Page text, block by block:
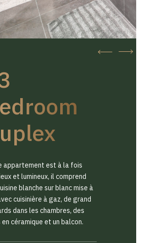
appartement est à la fois
et lumineux, il comprend
blanche sur blanc mise à
cuisinière à gaz, de grand
dans les chambres, des
en céramique et un balcon.